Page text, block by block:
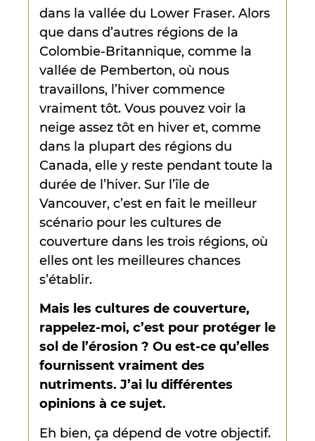
dans la vallée du Lower Fraser. Alors
que dans d’autres régions de la
Colombie-Britannique, comme la
vallée de Pemberton, où nous
travaillons, l’hiver commence
vraiment tôt. Vous pouvez voir la
neige assez tôt en hiver et, comme
dans la plupart des régions du
Canada, elle y reste pendant toute la
durée de l’hiver. Sur l’île de
Vancouver, c’est en fait le meilleur
scénario pour les cultures de
couverture dans les trois régions, où
elles ont les meilleures chances
s’établir.
Mais les cultures de couverture,
rappelez-moi, c’est pour protéger le
sol de l’érosion ? Ou est-ce qu’elles
fournissent vraiment des
nutriments. J’ai lu différentes
opinions à ce sujet.
Eh bien, ça dépend de votre objectif.